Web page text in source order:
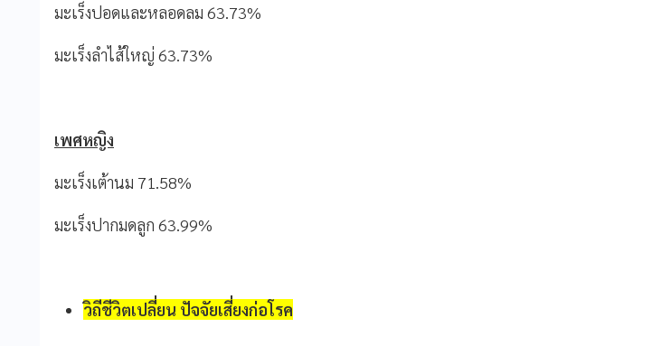
มะเร็งปอดและหลอดลม 63.73%
มะเร็งลำไส้ใหญ่ 63.73%
เพศหญิง
มะเร็งเต้านม 71.58%
มะเร็งปากมดลูก 63.99%
วิถีชีวิตเปลี่ยน ปัจจัยเสี่ยงก่อโรค